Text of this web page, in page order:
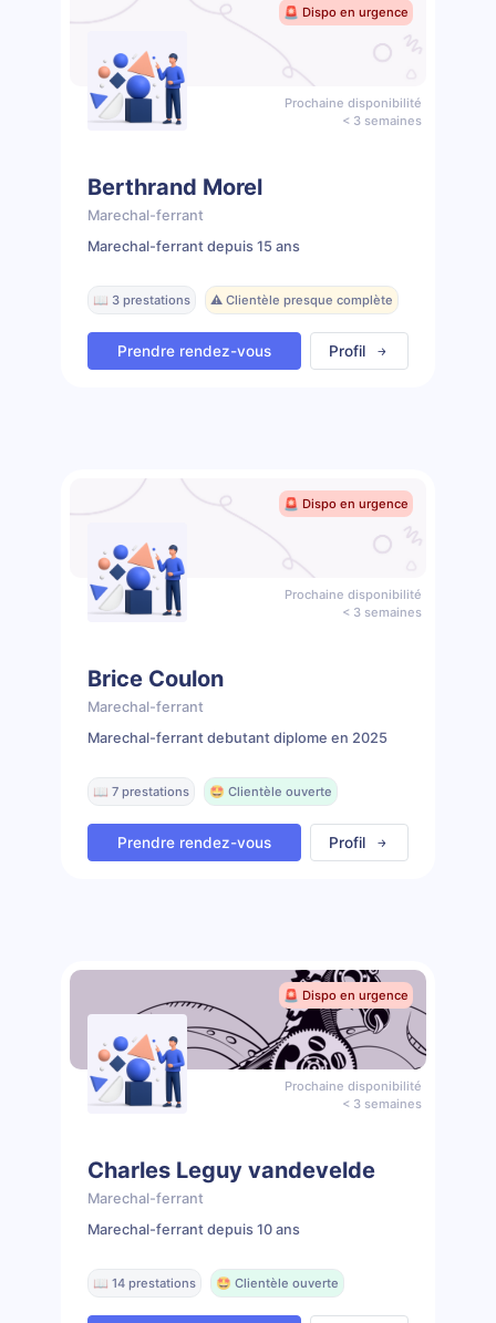
🚨 Dispo en urgence
Prochaine disponibilité
< 3 semaines
Berthrand Morel
Marechal-ferrant
Marechal-ferrant depuis 15 ans
📖 3 prestations ⚠️ Clientèle presque complète
Prendre rendez-vous Profil
🚨 Dispo en urgence
Prochaine disponibilité
< 3 semaines
Brice Coulon
Marechal-ferrant
Marechal-ferrant debutant diplome en 2025
📖 7 prestations 🤩 Clientèle ouverte
Prendre rendez-vous Profil
🚨 Dispo en urgence
Prochaine disponibilité
< 3 semaines
Charles Leguy vandevelde
Marechal-ferrant
Marechal-ferrant depuis 10 ans
📖 14 prestations 🤩 Clientèle ouverte